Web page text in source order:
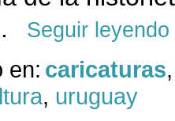
Seguir leyendo
en: caricaturas,
, uruguay